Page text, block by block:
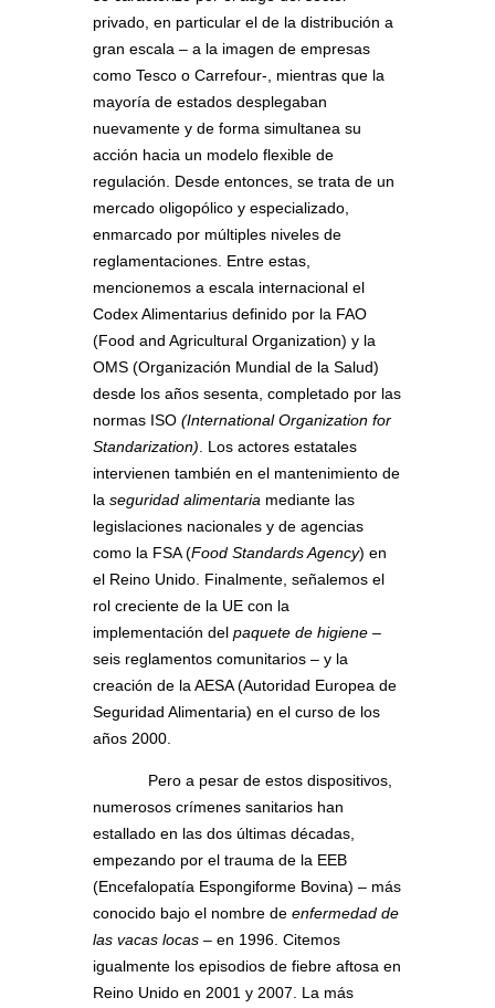
privado, en particular el de la distribución a
gran escala – a la imagen de empresas
como Tesco o Carrefour-, mientras que la
mayoría de estados desplegaban
nuevamente y de forma simultanea su
acción hacia un modelo flexible de
regulación. Desde entonces, se trata de un
mercado oligopólico y especializado,
enmarcado por múltiples niveles de
reglamentaciones. Entre estas,
mencionemos a escala internacional el
Codex Alimentarius definido por la FAO
(Food and Agricultural Organization) y la
OMS (Organización Mundial de la Salud)
desde los años sesenta, completado por las
normas ISO (International Organization for
Standarization) . Los actores estatales
intervienen también en el mantenimiento de
la seguridad alimentaria mediante las
legislaciones nacionales y de agencias
como la FSA (Food Standards Agency) en
el Reino Unido. Finalmente, señalemos el
rol creciente de la UE con la
implementación del paquete de higiene –
seis reglamentos comunitarios – y la
creación de la AESA (Autoridad Europea de
Seguridad Alimentaria) en el curso de los
años 2000.
Pero a pesar de estos dispositivos,
numerosos crímenes sanitarios han
estallado en las dos últimas décadas,
empezando por el trauma de la EEB
(Encefalopatía Espongiforme Bovina) – más
conocido bajo el nombre de enfermedad de
las vacas locas – en 1996. Citemos
igualmente los episodios de fiebre aftosa en
Reino Unido en 2001 y 2007. La más